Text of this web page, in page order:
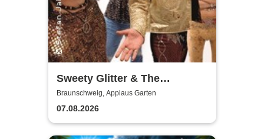
Sweety Glitter & The
Sweethearts - Live 2026
Braunschweig, Applaus Garten
07.08.2026